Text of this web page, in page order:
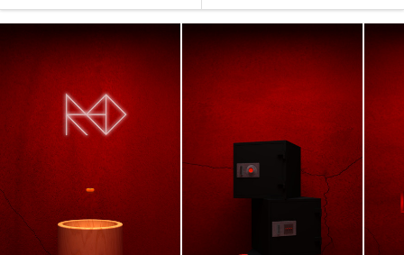
ランキング
掲示板
マイページ